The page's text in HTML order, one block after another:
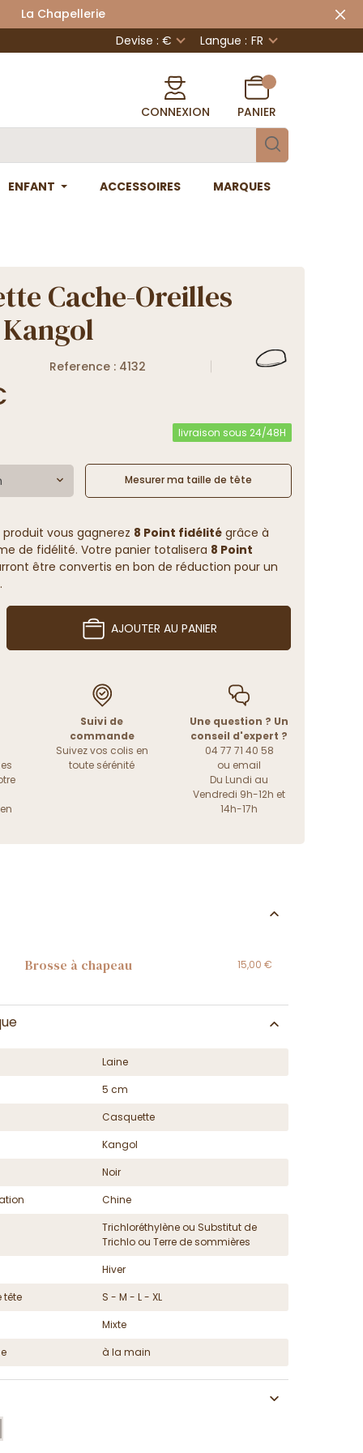
Chapellerie
Devise : €
Langue : FR
CONNEXION PANIER
ENFANT ACCESSOIRES MARQUES
Cache-Oreilles
Reference : 4132
livraison sous 24/48H
Mesurer ma taille de tête
vous gagnerez 8 Point fidélitégrâce à
de fidélité. Votre panier totalisera 8 Point
être convertis en bon de réduction pour un
AJOUTER AU PANIER
Suivi de
commande
Suivez vos colis en
toute sérénité
Une question ? Un
conseil d'expert ?
04 77 71 40 58
ou email
Du Lundi au
Vendredi 9h-12h et
14h-17h
Brosse à chapeau 15,00 €
Laine
5 cm
Casquette
Kangol
Noir
Chine
Trichloréthylène ou Substitut de
Trichlo ou Terre de sommières
Hiver
tête
S - M - L - XL
Mixte
à la main